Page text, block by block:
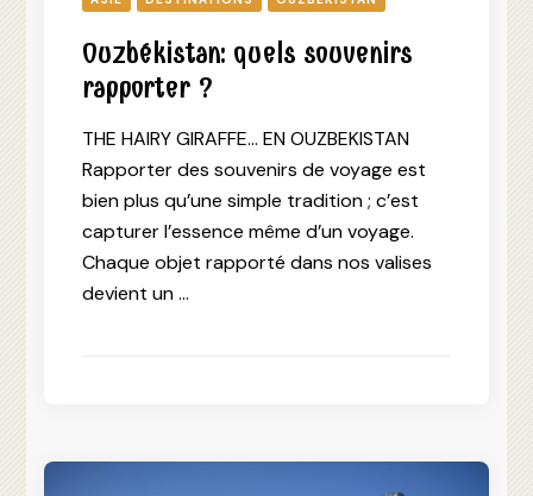
Ouzbékistan: quels souvenirs
rapporter ?
THE HAIRY GIRAFFE… EN OUZBEKISTAN
Rapporter des souvenirs de voyage est
bien plus qu’une simple tradition ; c’est
capturer l’essence même d’un voyage.
Chaque objet rapporté dans nos valises
devient un …